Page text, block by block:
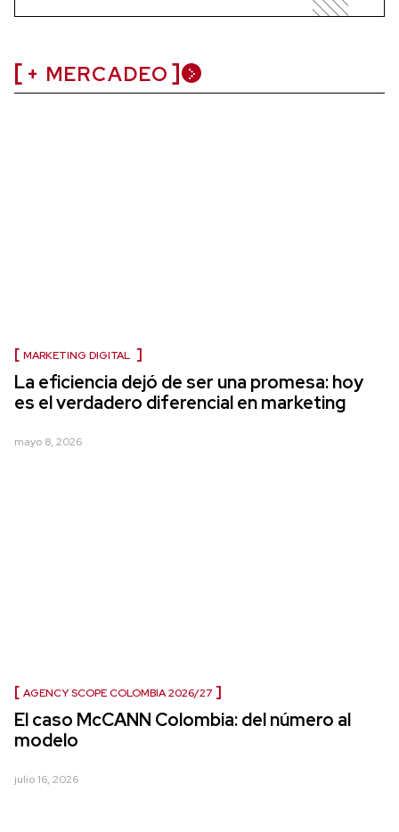
+ MERCADEO
MARKETING DIGITAL
La eficiencia dejó de ser una promesa: hoy
es el verdadero diferencial en marketing
mayo 8, 2026
AGENCY SCOPE COLOMBIA 2026/27
El caso McCANN Colombia: del número al
modelo
julio 16, 2026